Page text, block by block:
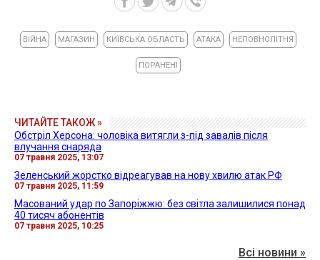
ВІЙНА МАГАЗИН КИЇВСЬКА ОБЛАСТЬ АТАКА НЕПОВНОЛІТНЯ
ПОРАНЕНІ
ЧИТАЙТЕ ТАКОЖ »
Обстріл Херсона: чоловіка витягли з-під завалів після
влучання снаряда
07 травня 2025, 13:07
Зеленський жорстко відреагував на нову хвилю атак РФ
07 травня 2025, 11:59
Масований удар по Запоріжжю: без світла залишилися понад
40 тисяч абонентів
07 травня 2025, 10:25
Всі новини »